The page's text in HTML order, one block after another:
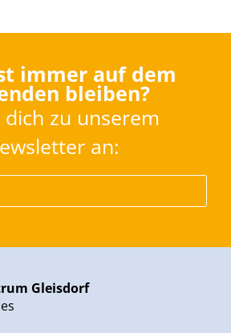
immer auf dem
bleiben?
dich zu unserem
an:
Gleisdorf